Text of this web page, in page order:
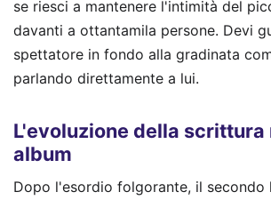
se riesci a mantenere l'intimità del
davanti a ottantamila persone. Devi
spettatore in fondo alla gradinata
parlando direttamente a lui.
L'evoluzione della scrittura
album
Dopo l'esordio folgorante, il secondo